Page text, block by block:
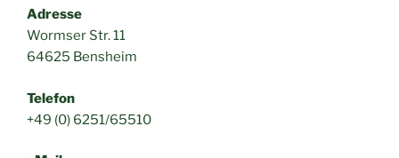
Adresse
Wormser Str. 11
64625 Bensheim
Telefon
+49 (0) 6251/65510